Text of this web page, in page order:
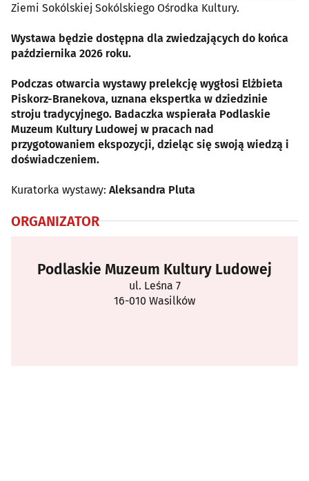
Ziemi Sokólskiej Sokólskiego Ośrodka Kultury.
Wystawa będzie dostępna dla zwiedzających do końca
października 2026 roku.
Podczas otwarcia wystawy prelekcję wygłosi Elżbieta
Piskorz-Branekova, uznana ekspertka w dziedzinie
stroju tradycyjnego. Badaczka wspierała Podlaskie
Muzeum Kultury Ludowej w pracach nad
przygotowaniem ekspozycji, dzieląc się swoją wiedzą i
doświadczeniem.
Kuratorka wystawy: Aleksandra Pluta
ORGANIZATOR
Podlaskie Muzeum Kultury Ludowej
ul. Leśna 7
16-010 Wasilków